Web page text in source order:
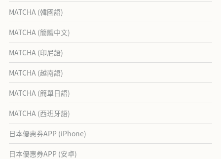
MATCHA (韓國語)
MATCHA (簡體中文)
MATCHA (印尼語)
MATCHA (越南語)
MATCHA (簡單日語)
MATCHA (西班牙語)
日本優惠券APP (iPhone)
日本優惠券APP (安卓)